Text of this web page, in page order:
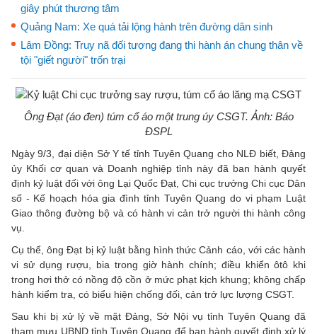
giây phút thương tâm
Quảng Nam: Xe quá tải lộng hành trên đường dân sinh
Lâm Đồng: Truy nã đối tượng đang thi hành án chung thân về
tội "giết người" trốn trại
Ông Đạt (áo đen) túm cổ áo một trung úy CSGT. Ảnh: Báo
ĐSPL
Ngày 9/3, đại diện Sở Y tế tỉnh Tuyên Quang cho NLĐ biết, Đảng
ủy Khối cơ quan và Doanh nghiệp tỉnh này đã ban hành quyết
định kỷ luật đối với ông Lại Quốc Đạt, Chi cục trưởng Chi cục Dân
số - Kế hoạch hóa gia đình tỉnh Tuyên Quang do vi phạm Luật
Giao thông đường bộ và có hành vi cản trở người thi hành công
vụ.
Cụ thể, ông Đạt bị kỷ luật bằng hình thức Cảnh cáo, với các hành
vi sử dụng rượu, bia trong giờ hành chính; điều khiển ôtô khi
trong hơi thở có nồng độ cồn ở mức phạt kịch khung; không chấp
hành kiểm tra, có biểu hiện chống đối, cản trở lực lượng CSGT.
Sau khi bị xử lý về mặt Đảng, Sở Nội vụ tỉnh Tuyên Quang đã
tham mưu UBND tỉnh Tuyên Quang để ban hành quyết định xử lý